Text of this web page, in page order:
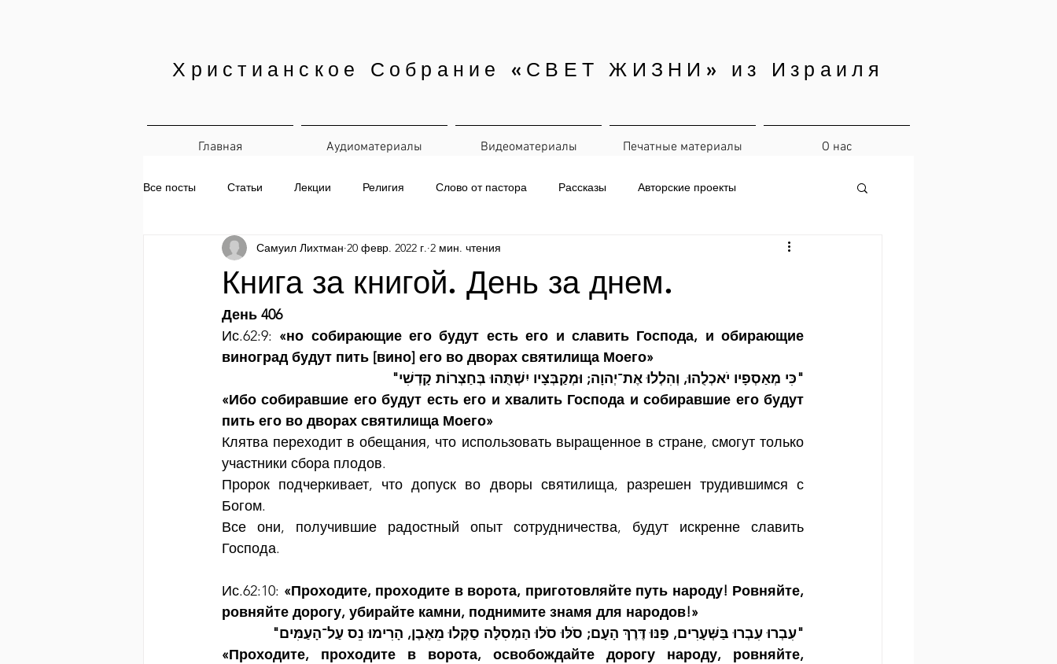
Христианское Собрание «СВЕТ ЖИЗНИ» из Израиля
Главная Аудиоматериалы Видеоматериалы Печатные материалы О нас
Все посты Статьи Лекции Религия Слово от пастора Рассказы Авторские проекты
Печатные материалы Ежедневная рассылка
Книга за книгой. День за днем.
Самуил Лихтман 20 февр. 2022 г. 2 мин. чтения
День 406
Ис.62:9: «но собирающие его будут есть его и славить Господа, и обирающие
виноград будут пить [вино] его во дворах святилища Моего»
"כִּי מְאַסְפָיו יֹאכְלֻהוּ, וְהִלְלוּ אֶת־יְהוָה; וּמְקַבְּצָיו יִשְׁתֻּהוּ בְּחַצְרוֹת קָדְשִׁי"
«Ибо собиравшие его будут есть его и хвалить Господа и собиравшие его будут
пить его во дворах святилища Моего»
Клятва переходит в обещания, что использовать выращенное в стране, смогут только
участники сбора плодов.
Пророк подчеркивает, что допуск во дворы святилища, разрешен трудившимся с
Богом.
Все они, получившие радостный опыт сотрудничества, будут искренне славить
Господа.
Ис.62:10: «Проходите, проходите в ворота, приготовляйте путь народу! Ровняйте,
ровняйте дорогу, убирайте камни, поднимите знамя для народов!»
"עִבְרוּ עִבְרוּ בַּשְּׁעָרִים, פַּנּוּ דֶּרֶךְ הָעָם; סֹלּוּ סֹלּוּ הַמְסִלָּה סַקְּלוּ מֵאֶבֶן, הָרִימוּ נֵס עַל־הָעַמִּים"
«Проходите, проходите в ворота, освобождайте дорогу народу, ровняйте,